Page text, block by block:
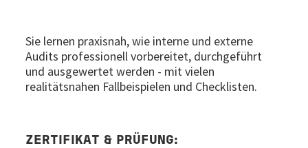
Sie lernen praxisnah, wie interne und externe
Audits professionell vorbereitet, durchgeführt
und ausgewertet werden - mit vielen
realitätsnahen Fallbeispielen und Checklisten.
ZERTIFIKAT & PRÜFUNG: